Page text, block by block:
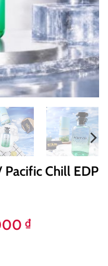
Chill EDP
₫Khoảng